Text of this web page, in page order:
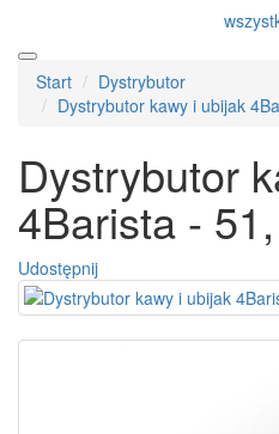
Start
Dystrybutor
Dystrybutor kawy i ubijak
Dystrybutor
4Barista -
Udostępnij